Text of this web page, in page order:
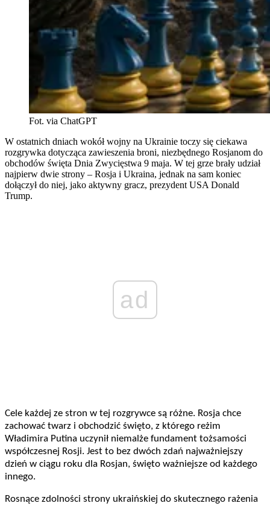
Fot. via ChatGPT
W ostatnich dniach wokół wojny na Ukrainie toczy się ciekawa
rozgrywka dotycząca zawieszenia broni, niezbędnego Rosjanom do
obchodów święta Dnia Zwycięstwa 9 maja. W tej grze brały udział
najpierw dwie strony – Rosja i Ukraina, jednak na sam koniec
dołączył do niej, jako aktywny gracz, prezydent USA Donald
Trump.
ad
Cele każdej ze stron w tej rozgrywce są różne. Rosja chce
zachować twarz i obchodzić święto, z którego reżim
Władimira Putina uczynił niemalże fundament tożsamości
współczesnej Rosji. Jest to bez dwóch zdań najważniejszy
dzień w ciągu roku dla Rosjan, święto ważniejsze od każdego
innego.
Rosnące zdolności strony ukraińskiej do skutecznego rażenia